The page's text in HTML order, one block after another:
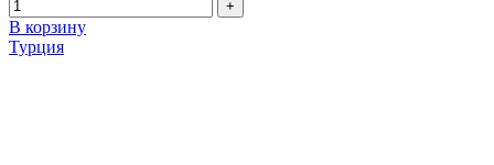
В корзину
Турция